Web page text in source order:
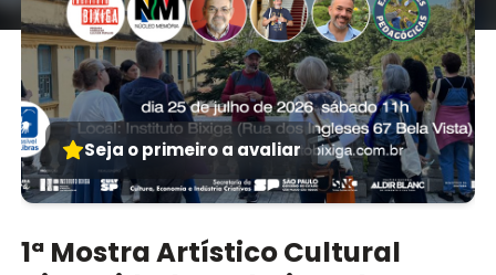
Seja o primeiro a avaliar
1ª Mostra Artístico Cultural